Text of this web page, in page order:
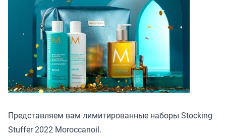
Представляем вам лимитированные наборы Stocking
Stuffer 2022 Moroccanoil.